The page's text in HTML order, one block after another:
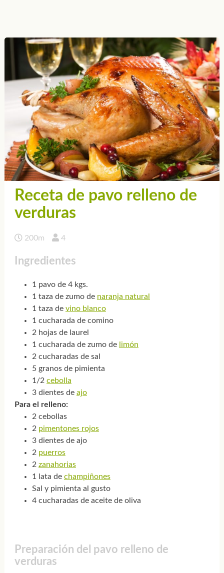
Receta de pavo relleno de
verduras
200m 4
Ingredientes
1 pavo de 4 kgs.
1 taza de zumo de naranja natural
1 taza de vino blanco
1 cucharada de comino
2 hojas de laurel
1 cucharada de zumo de limón
2 cucharadas de sal
5 granos de pimienta
1/2 cebolla
3 dientes de ajo
Para el relleno:
2 cebollas
2 pimentones rojos
3 dientes de ajo
2 puerros
2 zanahorias
1 lata de champiñones
Sal y pimienta al gusto
4 cucharadas de aceite de oliva
Preparación del pavo relleno de
verduras